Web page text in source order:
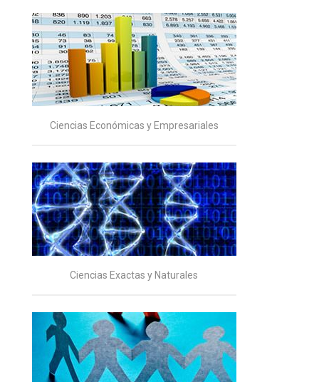
Ciencias Económicas y Empresariales
Ciencias Exactas y Naturales